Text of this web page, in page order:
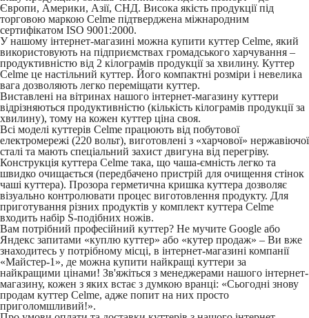
Європи, Америки, Азії, СНД. Висока якість продукції під
торговою маркою Celme підтверджена міжнародним
сертифікатом ISO 9001:2000.
У нашому інтернет-магазині можна купити куттер Celme, який
використовують на підприємствах громадського харчування –
продуктивністю від 2 кілограмів продукції за хвилину. Куттер
Celme це настільний куттер. Його компактні розміри і невелика
вага дозволяють легко переміщати куттер.
Виставлені на вітринах нашого інтернет-магазину куттери
відрізняються продуктивністю (кількість кілограмів продукції за
хвилину), тому на кожен куттер ціна своя.
Всі моделі куттерів Celme працюють від побутової
електромережі (220 вольт), виготовлені з «харчової» нержавіючої
сталі та мають спеціальний захист двигуна від перегріву.
Конструкція куттера Celme така, що чаша-ємність легко та
швидко очищається (передбачено пристрій для очищення стінок
чаші куттера). Прозора герметична кришка куттера дозволяє
візуально контролювати процес виготовлення продукту. Для
приготування різних продуктів у комплект куттера Celme
входить набір S-подібних ножів.
Вам потрібний професійний куттер? Не мучите Google або
Яндекс запитами «куплю куттер» або «кутер продаж» – Ви вже
знаходитесь у потрібному місці, в інтернет-магазині компанії
«Майстер-1», де можна купити найкращі куттери за
найкращими цінами! Зв'яжіться з менеджерами нашого інтернет-
магазину, кожен з яких встає з думкою вранці: «Сьогодні знову
продам куттер Celme, адже попит на них просто
приголомшливий!».